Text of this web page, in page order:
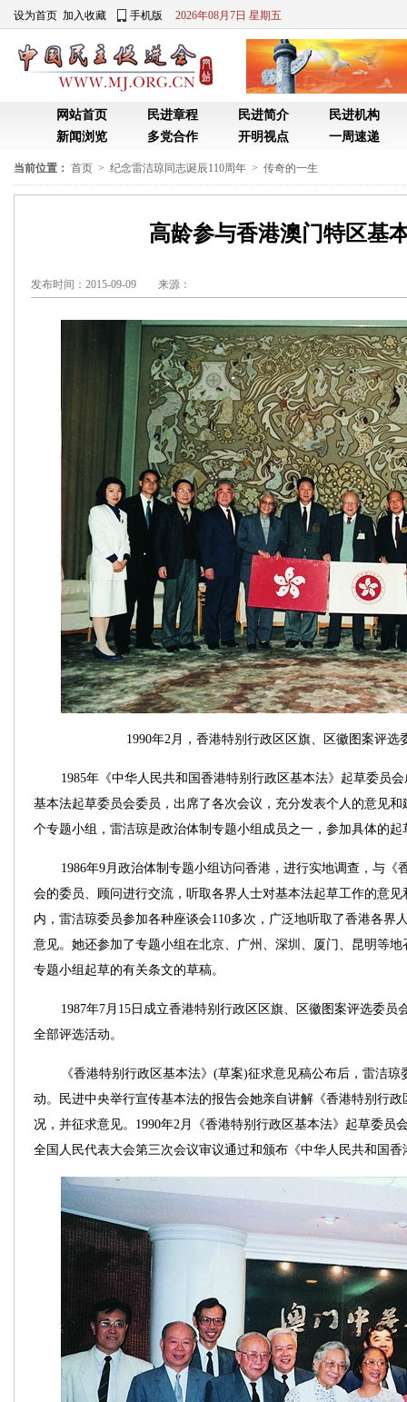
当前位置： 首页 > 纪念雷洁琼同志诞辰110周年 > 传奇的一生
高龄参与香港澳门特区基
发布时间：2015-09-09 来源：
1990年2月，香港特别行政区区旗、区徽图案评选
1985年《中华人民共和国香港特别行政区基本法》起草委员
基本法起草委员会委员，出席了各次会议，充分发表个人的意见
个专题小组，雷洁琼是政治体制专题小组成员之一，参加具体的起
1986年9月政治体制专题小组访问香港，进行实地调查，与《
会的委员、顾问进行交流，听取各界人士对基本法起草工作的意
内，雷洁琼委员参加各种座谈会110多次，广泛地听取了香港各界
意见。她还参加了专题小组在北京、广州、深圳、厦门、昆明等
专题小组起草的有关条文的草稿。
1987年7月15日成立香港特别行政区区旗、区徽图案评选委员
全部评选活动。
《香港特别行政区基本法》(草案)征求意见稿公布后，雷洁
动。民进中央举行宣传基本法的报告会她亲自讲解《香港特别行
况，并征求意见。1990年2月《香港特别行政区基本法》起草委员
全国人民代表大会第三次会议审议通过和颁布《中华人民共和国